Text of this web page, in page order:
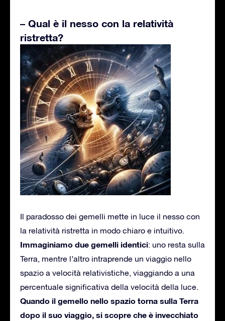
– Qual è il nesso con la relatività
ristretta?
Il paradosso dei gemelli mette in luce il nesso con
la relatività ristretta in modo chiaro e intuitivo.
Immaginiamo due gemelli identici: uno resta sulla
Terra, mentre l’altro intraprende un viaggio nello
spazio a velocità relativistiche, viaggiando a una
percentuale significativa della velocità della luce.
Quando il gemello nello spazio torna sulla Terra
dopo il suo viaggio, si scopre che è invecchiato